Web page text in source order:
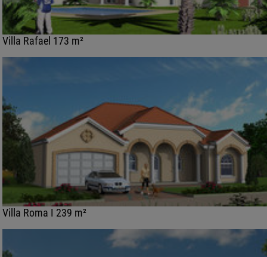
Villa Rafael 173 m²
Villa Roma I 239 m²